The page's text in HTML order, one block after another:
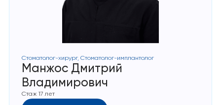
Стоматолог-хирург, Стоматолог-имплантолог
Манжос Дмитрий
Владимирович
Стаж 17 лет